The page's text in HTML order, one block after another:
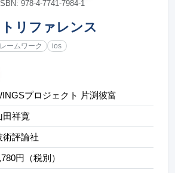
978-4-7741-7984-1
リファレンス
ームワーク ios
プロジェクト 片渕彼富
田祥寛
術評論社
円（税別）